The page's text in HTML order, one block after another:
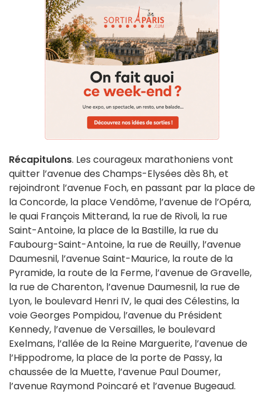
Récapitulons. Les courageux marathoniens vont
quitter l’avenue des Champs-Elysées dès 8h, et
rejoindront l’avenue Foch, en passant par la place de
la Concorde, la place Vendôme, l’avenue de l’Opéra,
le quai François Mitterand, la rue de Rivoli, la rue
Saint-Antoine, la place de la Bastille, la rue du
Faubourg-Saint-Antoine, la rue de Reuilly, l’avenue
Daumesnil, l’avenue Saint-Maurice, la route de la
Pyramide, la route de la Ferme, l’avenue de Gravelle,
la rue de Charenton, l’avenue Daumesnil, la rue de
Lyon, le boulevard Henri IV, le quai des Célestins, la
voie Georges Pompidou, l’avenue du Président
Kennedy, l’avenue de Versailles, le boulevard
Exelmans, l’allée de la Reine Marguerite, l’avenue de
l’Hippodrome, la place de la porte de Passy, la
chaussée de la Muette, l’avenue Paul Doumer,
l’avenue Raymond Poincaré et l’avenue Bugeaud.